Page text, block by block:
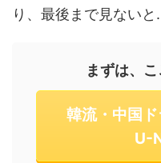
り、最後まで見ないと
まずは、
韓流・中国
U-